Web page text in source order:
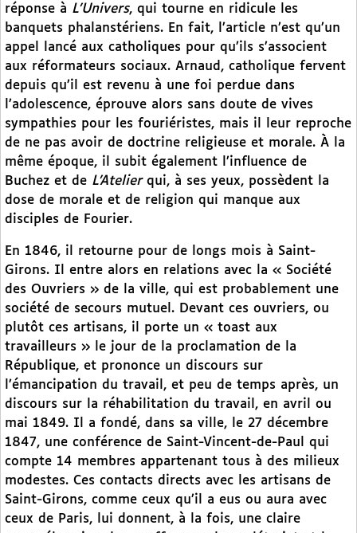
réponse à L’Univers, qui tourne en ridicule les
banquets phalanstériens. En fait, l’article n’est qu’un
appel lancé aux catholiques pour qu’ils s’associent
aux réformateurs sociaux. Arnaud, catholique fervent
depuis qu’il est revenu à une foi perdue dans
l’adolescence, éprouve alors sans doute de vives
sympathies pour les fouriéristes, mais il leur reproche
de ne pas avoir de doctrine religieuse et morale. À la
même époque, il subit également l’influence de
Buchez et de L’Atelierqui, à ses yeux, possèdent la
dose de morale et de religion qui manque aux
disciples de Fourier.
En 1846, il retourne pour de longs mois à Saint-
Girons. Il entre alors en relations avec la « Société
des Ouvriers » de la ville, qui est probablement une
société de secours mutuel. Devant ces ouvriers, ou
plutôt ces artisans, il porte un « toast aux
travailleurs » le jour de la proclamation de la
République, et prononce un discours sur
l’émancipation du travail, et peu de temps après, un
discours sur la réhabilitation du travail, en avril ou
mai 1849. Il a fondé, dans sa ville, le 27 décembre
1847, une conférence de Saint-Vincent-de-Paul qui
compte 14 membres appartenant tous à des milieux
modestes. Ces contacts directs avec les artisans de
Saint-Girons, comme ceux qu’il a eus ou aura avec
ceux de Paris, lui donnent, à la fois, une claire